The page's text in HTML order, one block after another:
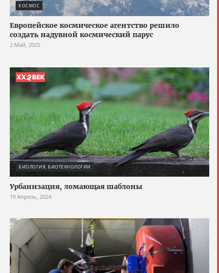
КОСМОС
Европейское космическое агентство решило
создать надувной космический парус
2 Май, 2025
БИОЛОГИЯ, БИОТЕХНОЛОГИИ
Урбанизация, ломающая шаблоны
19 Апрель, 2024